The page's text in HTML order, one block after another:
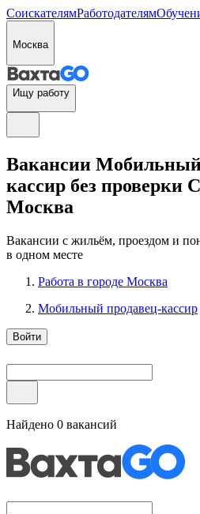
СоискателямРаботодателям
Москва
Ищу работу
Вакансии Мобильный
кассир без проверки
Москва
Вакансии с жильём, проездом и
в одном месте
Работа в городе Москва
Мобильный продавец-кассир
Войти
Найдено 0 вакансий